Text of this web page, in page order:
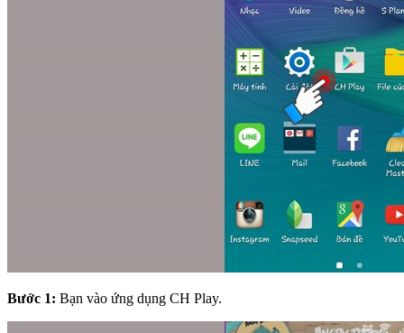
Bước 1: Bạn vào ứng dụng CH Play.